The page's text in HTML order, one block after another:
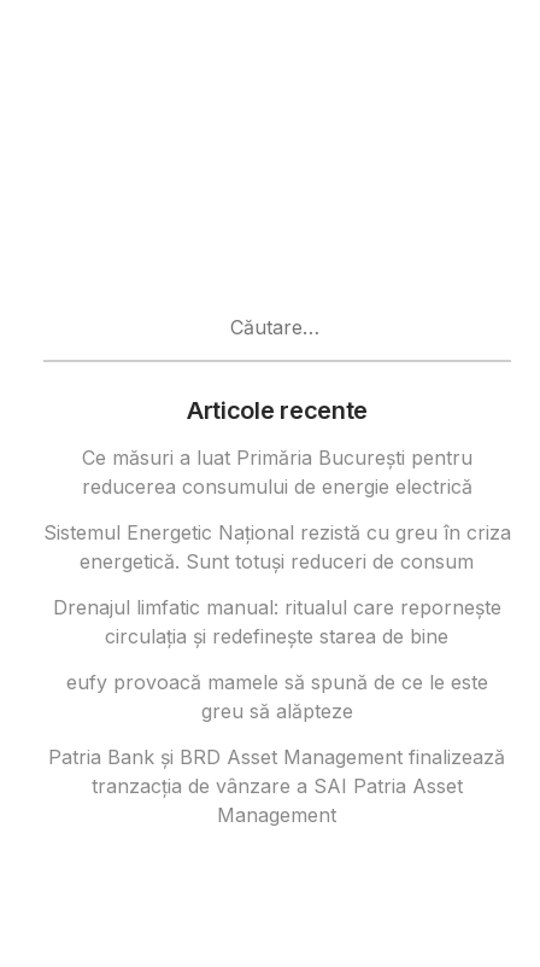
Articole recente
Ce măsuri a luat Primăria București pentru
reducerea consumului de energie electrică
Sistemul Energetic Național rezistă cu greu în criza
energetică. Sunt totuși reduceri de consum
Drenajul limfatic manual: ritualul care repornește
circulația și redefinește starea de bine
eufy provoacă mamele să spună de ce le este
greu să alăpteze
Patria Bank și BRD Asset Management finalizează
tranzacția de vânzare a SAI Patria Asset
Management